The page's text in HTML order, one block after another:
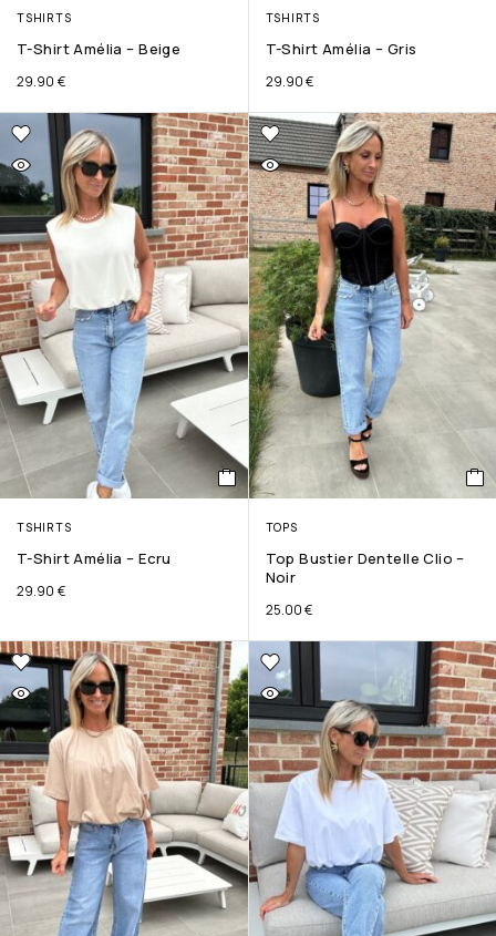
TSHIRTS
T-Shirt Amélia – Beige
29.90 €
TSHIRTS
T-Shirt Amélia – Gris
29.90€
TSHIRTS
T-Shirt Amélia – Ecru
29.90 €
TOPS
Top Bustier Dentelle Clio –
Noir
25.00€